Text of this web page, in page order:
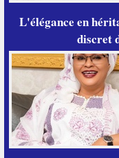
L'élégance en
discret